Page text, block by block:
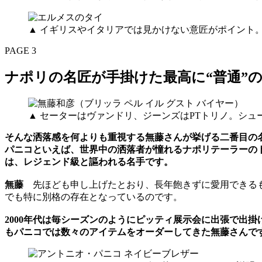
▲ イギリスやイタリアでは見かけない意匠がポイント
PAGE 3
ナポリの名匠が手掛けた最高に“普通”
▲ セーターはヴァンドリ、ジーンズはPTトリノ。シ
そんな洒落感を何よりも重視する無藤さんが挙げる二番目
パニコといえば、世界中の洒落者が憧れるナポリテーラーの
は、レジェンド級と謳われる名手です。
無藤 先ほども申し上げたとおり、長年飽きずに愛用できる
でも特に別格の存在となっているのです。
2000年代は毎シーズンのようにピッティ展示会に出張で出
もパニコでは数々のアイテムをオーダーしてきた無藤さん